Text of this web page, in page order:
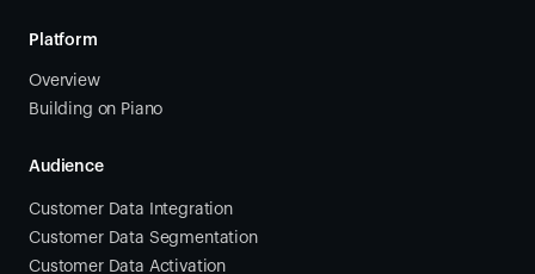
Platform
Overview
Building on Piano
Audience
Customer Data Integration
Customer Data Segmentation
Customer Data Activation